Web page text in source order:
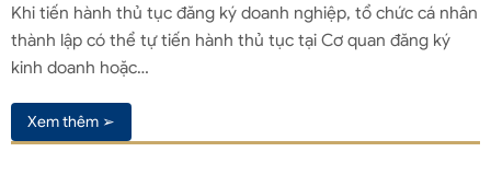
Khi tiến hành thủ tục đăng ký doanh nghiệp, tổ chức cá nhân
thành lập có thể tự tiến hành thủ tục tại Cơ quan đăng ký
kinh doanh hoặc…
Xem thêm ➢